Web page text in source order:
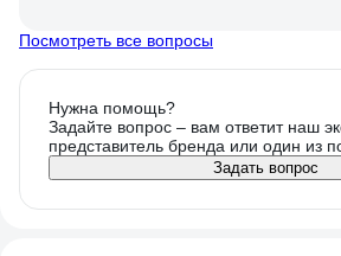
Посмотреть все вопросы
Нужна помощь?
Задайте вопрос – вам ответит наш
представитель бренда или один из
Задать вопрос